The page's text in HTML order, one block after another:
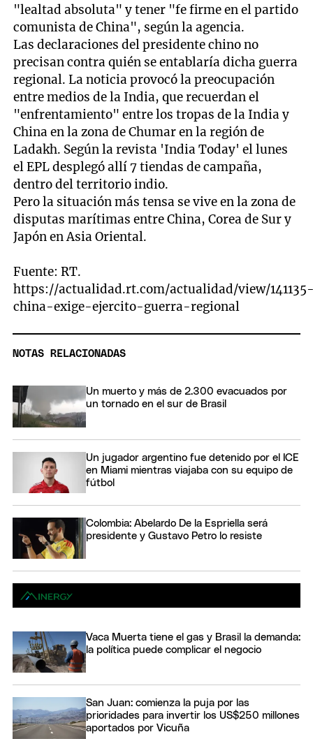
"lealtad absoluta" y tener "fe firme en el partido
comunista de China", según la agencia.
Las declaraciones del presidente chino no
precisan contra quién se entablaría dicha guerra
regional. La noticia provocó la preocupación
entre medios de la India, que recuerdan el
"enfrentamiento" entre los tropas de la India y
China en la zona de Chumar en la región de
Ladakh. Según la revista 'India Today' el lunes
el EPL desplegó allí 7 tiendas de campaña,
dentro del territorio indio.
Pero la situación más tensa se vive en la zona de
disputas marítimas entre China, Corea de Sur y
Japón en Asia Oriental.
Fuente: RT.
https://actualidad.rt.com/actualidad/view/
china-exige-ejercito-guerra-regional
NOTAS RELACIONADAS
Un muerto y más de 2.300 evacuados por
un tornado en el sur de Brasil
Un jugador argentino fue detenido por el ICE
en Miami mientras viajaba con su equipo de
fútbol
Colombia: Abelardo De la Espriella será
presidente y Gustavo Petro lo resiste
Vaca Muerta tiene el gas y Brasil la demanda:
la política puede complicar el negocio
San Juan: comienza la puja por las
prioridades para invertir los US$250 millones
aportados por Vicuña